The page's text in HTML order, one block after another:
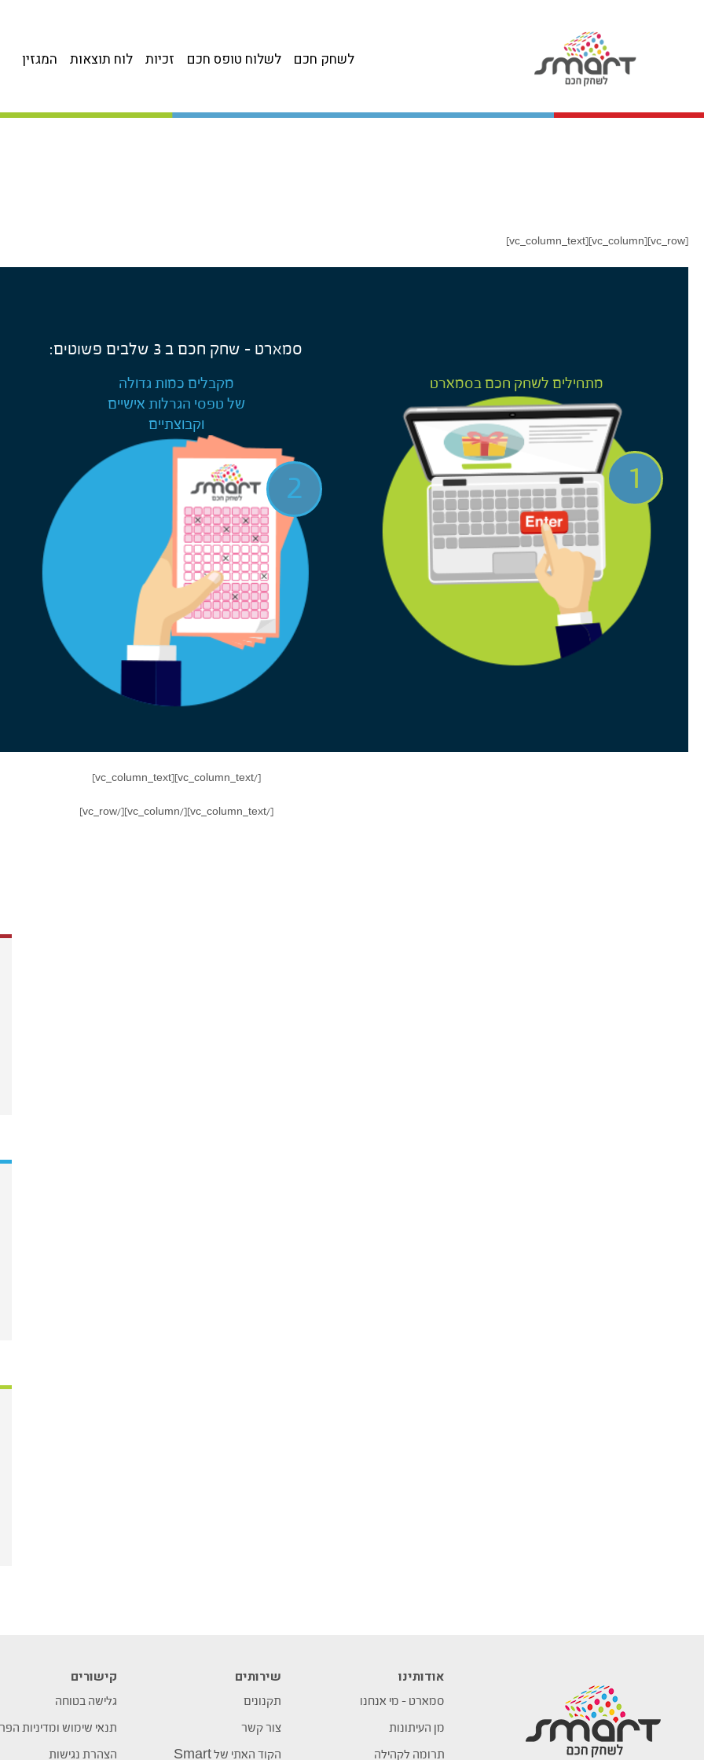
המגזין לוח תוצאות זכיות לשלוח טופס חכם לשחק חכם
[vc_row][vc_column][vc_column_text]
סמארט – שחק חכם ב 3 שלבים פשוטים:
מתחילים לשחק חכם בסמארט
1
מקבלים כמות גדולה
של טפסי הגרלות אישיים
וקבוצתיים
2
[/vc_column_text][vc_column_text]
[/vc_column_text][/vc_column][/vc_row]
אודותינו
סמארט – מי אנחנו
מן העיתונות
תרומה לקהילה
שירותים
תקנונים
צור קשר
הקוד האתי של Smart
קישורים
גלישה בטוחה
תנאי שימוש ומדיניות
הצהרת נגישות